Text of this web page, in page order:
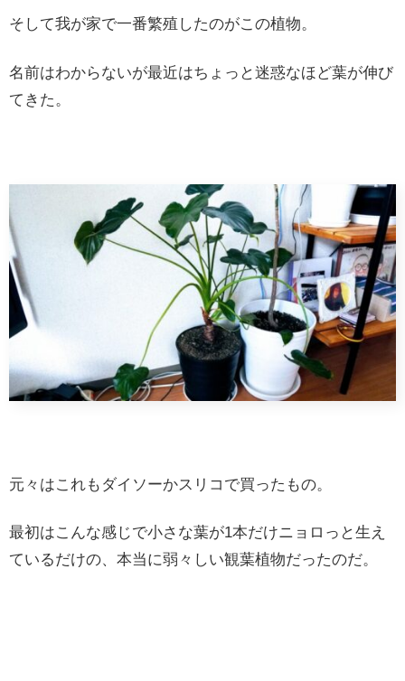
そして我が家で一番繁殖したのがこの植物。
名前はわからないが最近はちょっと迷惑なほど葉が伸び
てきた。
元々はこれもダイソーかスリコで買ったもの。
最初はこんな感じで小さな葉が1本だけニョロっと生え
ているだけの、本当に弱々しい観葉植物だったのだ。